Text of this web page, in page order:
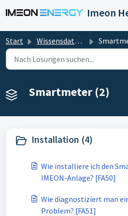
Imeon
Start Wissensdatenbank
Smartmeter (2)
Installation (4)
Wie installiere ich den
IMEON-Anlage? [FA50]
Wie diagnostiziert man
Problem? [FA51]